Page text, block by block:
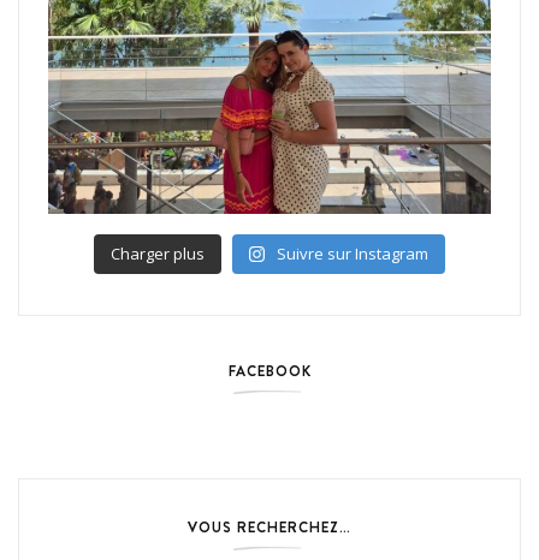
Charger plus Suivre sur Instagram
FACEBOOK
VOUS RECHERCHEZ…